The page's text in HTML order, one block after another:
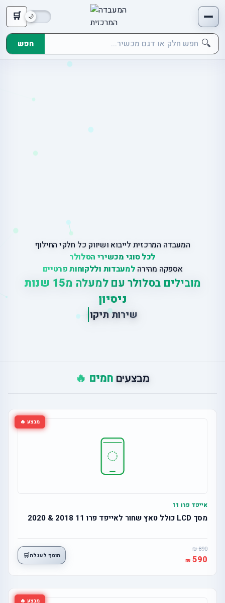
🛒
🔍 חפש
המעבדה המרכזית לייבוא ושיווק כל חלקי החילוף
לכל סוגי מכשירי הסלולר
אספקה מהירה למעבדות וללקוחות פרטיים
מובילים בסלולר עם למעלה מ
15 שנות
ניסיון
תתיקוניםבמ קו
מבצעים חמים 🔥
מבצע 🔥
אייפד פרו 11
מסך LCD כולל טאץ שחור לאייפד פרו 11 2018 & 2020
890
590 הוסף לעגלה🛒
מבצע 🔥